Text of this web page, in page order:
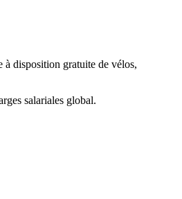
à disposition gratuite de vélos,
salariales global.